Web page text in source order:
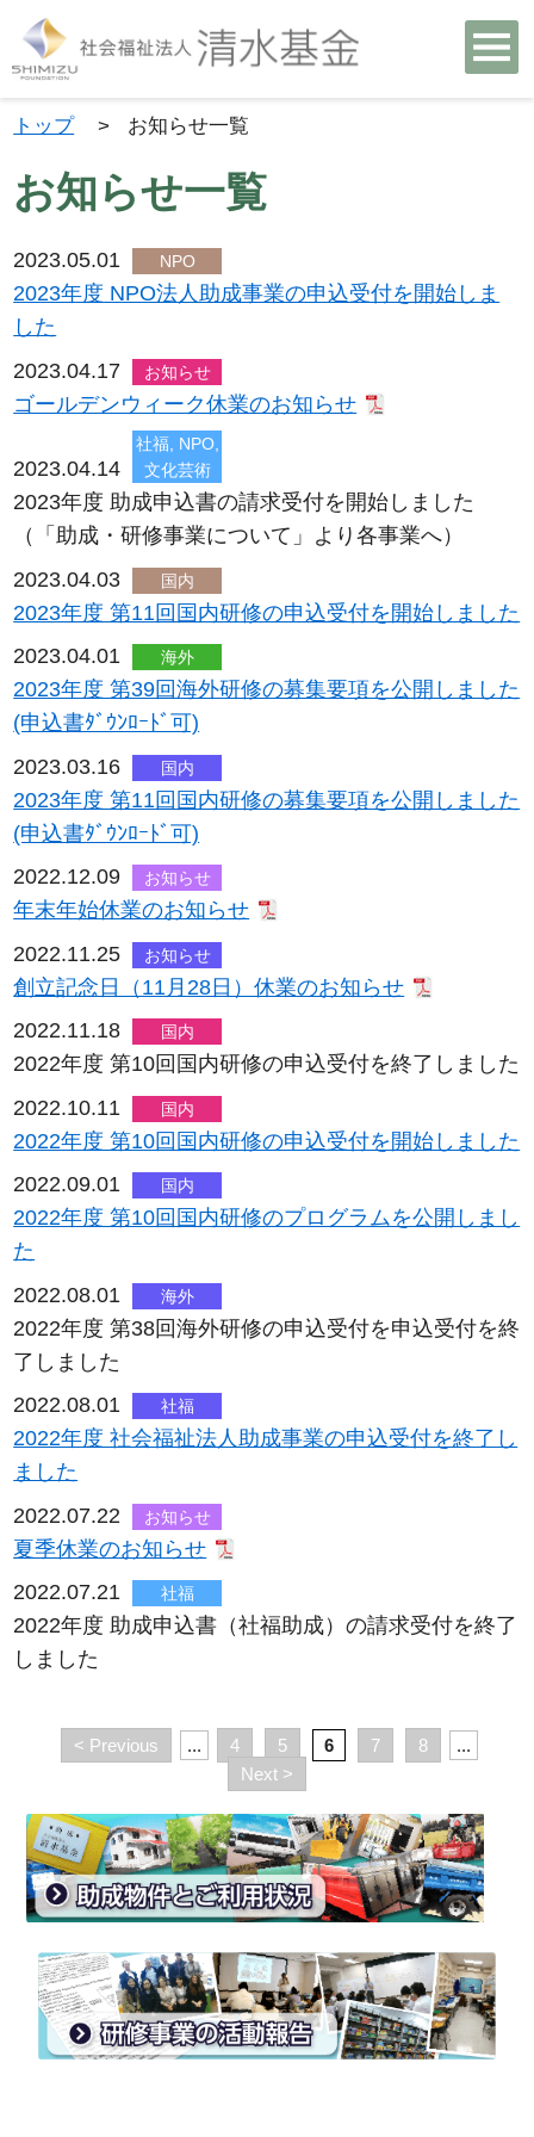
トップ > お知らせ一覧
お知らせ一覧
2023.05.01 NPO
2023年度 NPO法人助成事業の申込受付を開始しま
した
2023.04.17
お知らせ
ゴールデンウィーク休業のお知らせ
2023.04.14
社福, NPO,
文化芸術
2023年度 助成申込書の請求受付を開始しました
（「助成・研修事業について」より各事業へ）
2023.04.03
国内
2023年度 第11回国内研修の申込受付を開始しました
2023.04.01
海外
2023年度 第39回海外研修の募集要項を公開しました
(申込書ﾀﾞｳﾝﾛｰﾄﾞ可)
2023.03.16
国内
2023年度 第11回国内研修の募集要項を公開しました
(申込書ﾀﾞｳﾝﾛｰﾄﾞ可)
2022.12.09
お知らせ
年末年始休業のお知らせ
2022.11.25
お知らせ
創立記念日（11月28日）休業のお知らせ
2022.11.18
国内
2022年度 第10回国内研修の申込受付を終了しました
2022.10.11
国内
2022年度 第10回国内研修の申込受付を開始しました
2022.09.01
国内
2022年度 第10回国内研修のプログラムを公開しまし
た
2022.08.01
海外
2022年度 第38回海外研修の申込受付を申込受付を終
了しました
2022.08.01
社福
2022年度 社会福祉法人助成事業の申込受付を終了し
ました
2022.07.22
お知らせ
夏季休業のお知らせ
2022.07.21
社福
2022年度 助成申込書（社福助成）の請求受付を終了
しました
< Previous ... 4 5 6 7 8
...
Next >